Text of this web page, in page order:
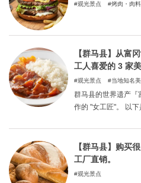
观光景点 烤肉・肉
【群马县】从富
工人喜爱的 3 家美
观光景点 当地知名
群马县的世界遗产『
作的 "女工匠"。 以
富冈制丝厂步行即
【群马县】购买
工厂直销。
观光景点